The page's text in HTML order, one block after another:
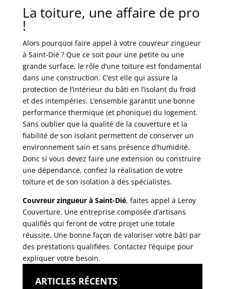
La toiture, une affaire de pro
!
Alors pourquoi faire appel à votre couvreur zingueur
à Saint-Dié ? Que ce soit pour une petite ou une
grande surface, le rôle d’une toiture est fondamental
dans une construction. C’est elle qui assure la
protection de l’intérieur du bâti en l’isolant du froid
et des intempéries. L’ensemble garantit une bonne
performance thermique (et phonique) du logement.
Sans oublier que la qualité de la couverture et la
fiabilité de son isolant permettent de conserver un
environnement sain et sans présence d’humidité.
Donc si vous devez faire une extension ou construire
une dépendance, confiez la réalisation de votre
toiture et de son isolation à des spécialistes.
Couvreur zingueur à Saint-Dié, faites appel à Leroy
Couverture. Une entreprise composée d’artisans
qualifiés qui feront de votre projet une totale
réussite. Une bonne façon de valoriser votre bâti par
des prestations qualifiées. Contactez l’équipe pour
expliquer votre besoin.
ARTICLES RÉCENTS